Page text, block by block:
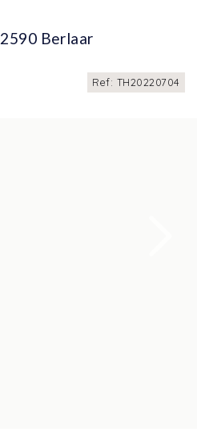
2590 Berlaar
Ref: TH20220704